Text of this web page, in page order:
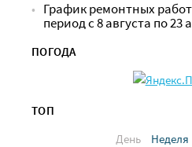
График ремонтных
период с 8 августа по 23
ПОГОДА
ТОП
День
Неделя